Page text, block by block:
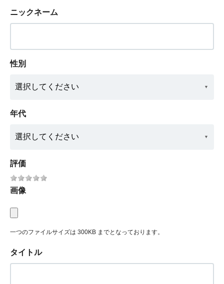
ニックネーム
性別
年代
評価
画像
一つのファイルサイズは 300KB までとなっております。
タイトル